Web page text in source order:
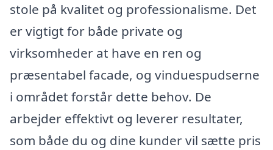
stole på kvalitet og professionalisme. Det
er vigtigt for både private og
virksomheder at have en ren og
præsentabel facade, og vinduespudserne
i området forstår dette behov. De
arbejder effektivt og leverer resultater,
som både du og dine kunder vil sætte pris